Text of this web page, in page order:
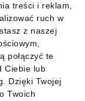
treści i reklam,
ruch w
z naszej
połączyć te
Ciebie lub
Dzięki Twojej
Twoich